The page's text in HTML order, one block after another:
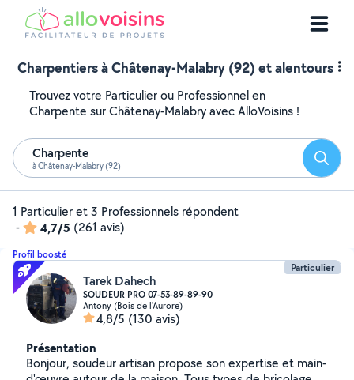
Charpentiers à Châtenay-Malabry (92) et alentours
Trouvez votre Particulier ou Professionnel en
Charpente sur Châtenay-Malabry avec AlloVoisins !
Charpente
à Châtenay-Malabry (92)
1 Particulier et 3 Professionnels répondent
-
4,7/5 (261 avis)
Profil boosté
Particulier
Tarek Dahech
SOUDEUR PRO 07-53-89-89-90
Antony (Bois de l'Aurore)
4,8/5 (130 avis)
Présentation
Bonjour, soudeur artisan propose son expertise et main-